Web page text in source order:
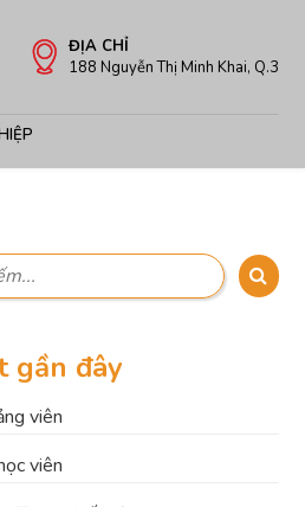
ĐỊA CHỈ
188 Nguyễn Thị Minh Khai, Q.3
gần đây
viên
viên